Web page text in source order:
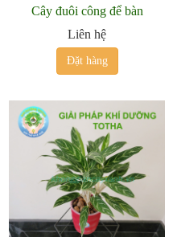
Cây đuôi công để bàn
Liên hệ
Đặt hàng